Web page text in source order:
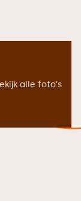
alle foto's